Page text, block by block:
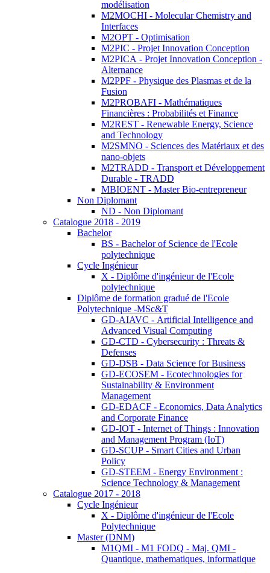
modélisation
M2MOCHI - Molecular Chemistry and
Interfaces
M2OPT - Optimisation
M2PIC - Projet Innovation Conception
M2PICA - Projet Innovation Conception -
Alternance
M2PPF - Physique des Plasmas et de la
Fusion
M2PROBAFI - Mathématiques
Financières : Probabilités et Finance
M2REST - Renewable Energy, Science
and Technology
M2SMNO - Sciences des Matériaux et des
nano-objets
M2TRADD - Transport et Développement
Durable - TRADD
MBIOENT - Master Bio-entrepreneur
Non Diplomant
ND - Non Diplomant
Catalogue 2018 - 2019
Bachelor
BS - Bachelor of Science de l'Ecole
polytechnique
Cycle Ingénieur
X - Diplôme d'ingénieur de l'Ecole
polytechnique
Diplôme de formation gradué de l'Ecole
Polytechnique -MSc&T
GD-AIAVC - Artificial Intelligence and
Advanced Visual Computing
GD-CTD - Cybersecurity : Threats &
Defenses
GD-DSB - Data Science for Business
GD-ECOSEM - Ecotechnologies for
Sustainability & Environment
Management
GD-EDACF - Economics, Data Analytics
and Corporate Finance
GD-IOT - Internet of Things : Innovation
and Management Program (IoT)
GD-SCUP - Smart Cities and Urban
Policy
GD-STEEM - Energy Environment :
Science Technology & Management
Catalogue 2017 - 2018
Cycle Ingénieur
X - Diplôme d'ingénieur de l'Ecole
Polytechnique
Master (DNM)
M1QMI - M1 FODQ - Maj. QMI -
Quantique, mathematiques, informatique